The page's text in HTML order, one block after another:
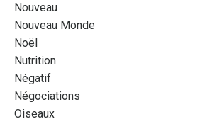
Nouveau
Nouveau Monde
Noël
Nutrition
Négatif
Négociations
Oiseaux